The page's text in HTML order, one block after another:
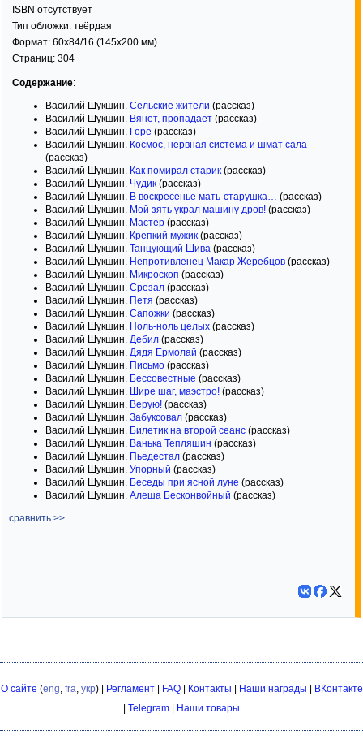
ISBN отсутствует
Тип обложки: твёрдая
Формат: 60x84/16 (145x200 мм)
Страниц: 304
Содержание:
Василий Шукшин. Сельские жители (рассказ)
Василий Шукшин. Вянет, пропадает (рассказ)
Василий Шукшин. Горе (рассказ)
Василий Шукшин. Космос, нервная система и шмат сала
(рассказ)
Василий Шукшин. Как помирал старик (рассказ)
Василий Шукшин. Чудик (рассказ)
Василий Шукшин. В воскресенье мать-старушка… (рассказ)
Василий Шукшин. Мой зять украл машину дров! (рассказ)
Василий Шукшин. Мастер (рассказ)
Василий Шукшин. Крепкий мужик (рассказ)
Василий Шукшин. Танцующий Шива (рассказ)
Василий Шукшин. Непротивленец Макар Жеребцов (рассказ)
Василий Шукшин. Микроскоп (рассказ)
Василий Шукшин. Срезал (рассказ)
Василий Шукшин. Петя (рассказ)
Василий Шукшин. Сапожки (рассказ)
Василий Шукшин. Ноль-ноль целых (рассказ)
Василий Шукшин. Дебил (рассказ)
Василий Шукшин. Дядя Ермолай (рассказ)
Василий Шукшин. Письмо (рассказ)
Василий Шукшин. Бессовестные (рассказ)
Василий Шукшин. Шире шаг, маэстро! (рассказ)
Василий Шукшин. Верую! (рассказ)
Василий Шукшин. Забуксовал (рассказ)
Василий Шукшин. Билетик на второй сеанс (рассказ)
Василий Шукшин. Ванька Тепляшин (рассказ)
Василий Шукшин. Пьедестал (рассказ)
Василий Шукшин. Упорный (рассказ)
Василий Шукшин. Беседы при ясной луне (рассказ)
Василий Шукшин. Алеша Бесконвойный (рассказ)
сравнить >>
О сайте (eng, fra, укр) | Регламент| FAQ| Контакты Наши награды
ВКонтакте
Telegram Наши товары